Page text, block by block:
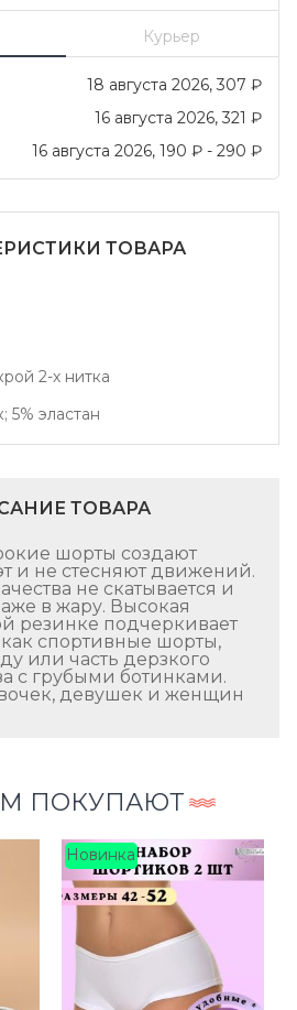
Курьер
18 августа 2026 307 ₽
16 августа 2026 321 ₽
16 августа 2026 190 ₽ - 290 ₽
ТОВАРА
2-х нитка
5% эластан
ТОВАРА
шорты создают
и не стесняют движений.
не скатывается и
в жару. Высокая
резинке подчеркивает
спортивные шорты,
или часть дерзкого
с грубыми ботинками.
девушек и женщин
ПОКУПАЮТ
Новинка